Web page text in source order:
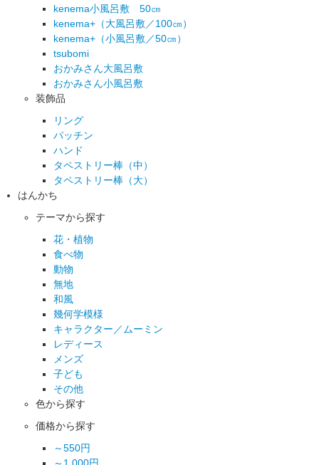
kenema小風呂敷 50㎝
kenema+（大風呂敷／100㎝）
kenema+（小風呂敷／50㎝）
tsubomi
おかみさん大風呂敷
おかみさん小風呂敷
装飾品
リング
パッチン
ハンド
タペストリー棒（中）
タペストリー棒（大）
はんかち
テーマから探す
花・植物
食べ物
動物
無地
和風
幾何学模様
キャラクター／ムーミン
レディース
メンズ
子ども
その他
色から探す
価格から探す
～550円
～1,000円